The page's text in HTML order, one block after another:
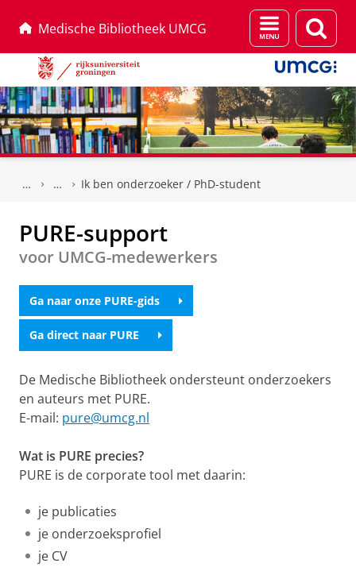
Medische Bibliotheek UMCG
Menu
en
zoeken
Ik ben onderzoeker / PhD-student
PURE-support
voor UMCG-medewerkers
Ga naar onze PURE-gids
Ga direct naar PURE
De Medische Bibliotheek ondersteunt onderzoekers
en auteurs met PURE.
E-mail: pure@umcg.nl
Wat is PURE precies?
PURE is de corporate tool met daarin:
je publicaties
je onderzoeksprofiel
je CV